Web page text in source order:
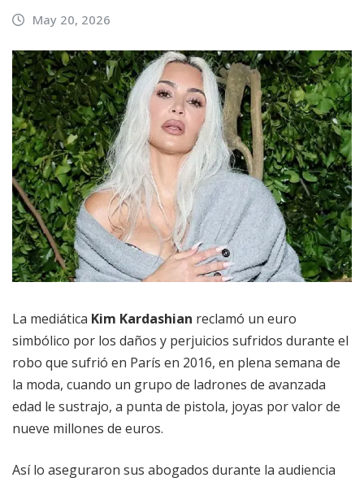
May 20, 2026
La mediática Kim Kardashian reclamó un euro
simbólico por los daños y perjuicios sufridos durante el
robo que sufrió en París en 2016, en plena semana de
la moda, cuando un grupo de ladrones de avanzada
edad le sustrajo, a punta de pistola, joyas por valor de
nueve millones de euros.
Así lo aseguraron sus abogados durante la audiencia